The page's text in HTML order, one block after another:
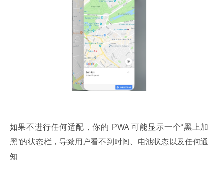
如果不进行任何适配，你的 PWA 可能显示一个“黑上加
黑”的状态栏，导致用户看不到时间、电池状态以及任何通
知